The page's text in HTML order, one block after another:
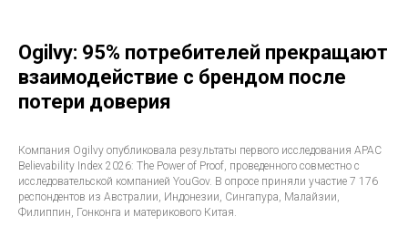
Ogilvy: 95% потребителей прекращают
взаимодействие с брендом после
потери доверия
Компания Ogilvy опубликовала результаты первого исследования APAC
Believability Index 2026: The Power of Proof, проведенного совместно с
исследовательской компанией YouGov. В опросе приняли участие 7 176
респондентов из Австралии, Индонезии, Сингапура, Малайзии,
Филиппин, Гонконга и материкового Китая.